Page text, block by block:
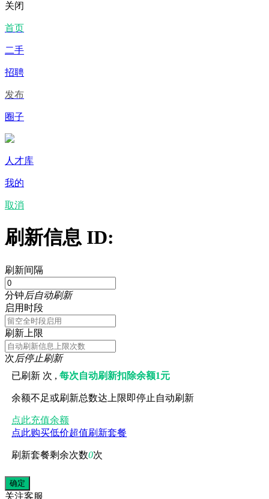
关闭
首页
二手
招聘
发布
圈子
人才库
我的
取消
刷新信息 ID:
刷新间隔
分钟后自动刷新
启用时段
刷新上限
次后停止刷新
已刷新 次 ,每次自动刷新扣除余额1元
余额不足或刷新总数达上限即停止自动刷新
点此充值余额
点此购买低价超值刷新套餐
刷新套餐剩余次数0次
关注客服